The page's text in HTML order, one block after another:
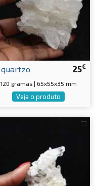
25€
quartzo
120 gramas | 65x55x35 mm
Veja o produto